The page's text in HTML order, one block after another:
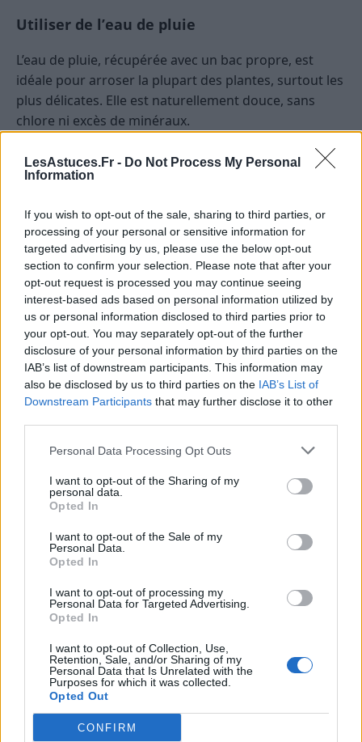
LesAstuces.Fr - Do Not Process My Personal
Information
If you wish to opt-out of the sale, sharing to third parties, or
processing of your personal or sensitive information for
targeted advertising by us, please use the below opt-out
section to confirm your selection. Please note that after your
opt-out request is processed you may continue seeing
interest-based ads based on personal information utilized by
us or personal information disclosed to third parties prior to
your opt-out. You may separately opt-out of the further
disclosure of your personal information by third parties on the
IAB’s list of downstream participants. This information may
also be disclosed by us to third parties on the IAB’s List of
Downstream Participants that may further disclose it to other
Personal Data Processing Opt Outs
I want to opt-out of the Sharing of my
personal data.
Opted In
I want to opt-out of the Sale of my
Personal Data.
Opted In
I want to opt-out of processing my
Personal Data for Targeted Advertising.
Opted In
I want to opt-out of Collection, Use,
Retention, Sale, and/or Sharing of my
Personal Data that Is Unrelated with the
Purposes for which it was collected.
Opted Out
CONFIRM
Utiliser de l’eau de pluie
L’eau de pluie, récupérée avec un bac propre, est
idéale pour arroser la plupart des plantes, surtout les
plus délicates. Elle est naturellement douce, sans
chlore ni excès de minéraux.
Filtrer l’eau du robinet
système de filtration domestique permet de réduire
le calcaire et d’éliminer une partie des résidus. Pensez
à changer régulièrement les filtres pour garder leur
efficacité.
Mélanger l’eau du robinet et l’eau distillée
Pour les plantes vraiment sensibles, préparez un
mélange moitié eau du robinet (reposée) et moitié
eau distillée ou déminéralisée. Cela permet de réduire
la concentration de minéraux et d’adoucir l’eau.
De temps en temps, arrosez généreusement pour
que l’eau s’écoule sous le pot et entraîne les excès de
sels minéraux hors du terreau. Cela prévient
l’accumulation délétère pour les racines.
Entretien courant des plantes
arrosées à l’eau du robinet
robinet, il existe quelques gestes à adopter pour
limiter les risques :
Surveillez l’apparition de dépôts blancs, enlevez-
les si besoin.